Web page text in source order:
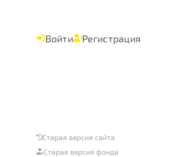
Войти Регистрация
Старая версия сайта
Старая версия фонда